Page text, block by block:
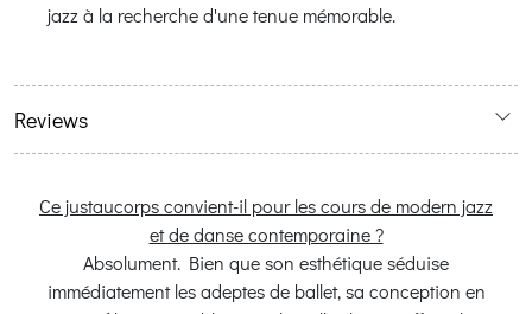
jazz à la recherche d'une tenue mémorable.
Reviews
Ce justaucorps convient-il pour les cours de modern jazz
et de danse contemporaine ?
Absolument. Bien que son esthétique séduise
immédiatement les adeptes de ballet, sa conception en